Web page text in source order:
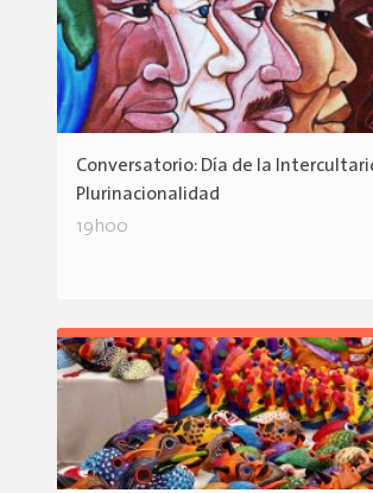
Conversatorio: Día de la
Plurinacionalidad
19h00